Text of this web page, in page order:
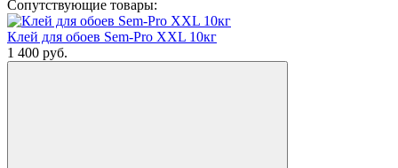
Сопутствующие товары:
Клей для обоев Sem-Pro XXL 10кг
1 400 руб.